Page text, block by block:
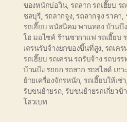
ของหนักบ่อวิน, รถลาก รถเฮี๊ยบ ร
ชลบุรี, รถลากจูง, รถลากจูง ราคา,
รถเฮี๊ยบ พนัสนิคม พานทอง บ้านบึ
โฮ มอไซค์ ร้านชากาแฟ รถเฮี๊ยบ
เครนรับจ้างยกของขึ้นที่สูง, รถเคร
รถเฮี๊ยบ รถเครน รถรับจ้าง รถบ
บ้านบึง รถยก รถลาก รถสไลด์ เกา
ย้ายเครื่องจักรหนัก, รถเฮี๊ยบให้เช่า,
รับขนย้ายรถ, รับขนย้ายรถเกี่ยวข้
โลวเบท